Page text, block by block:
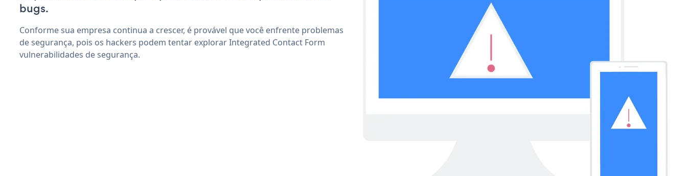
bugs.
Conforme sua empresa continua a crescer, é provável que você enfrente problemas
de segurança, pois os hackers podem tentar explorar Integrated Contact Form
vulnerabilidades de segurança.